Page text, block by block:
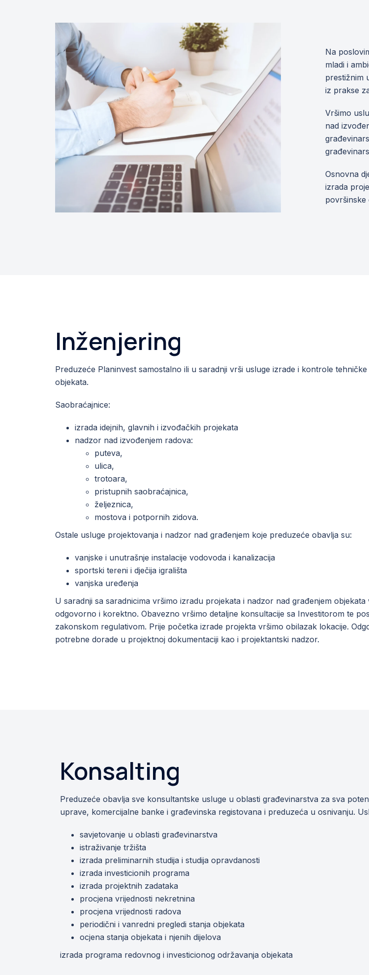
Na
mladi i
prestižnim
iz prakse
Vršimo
nad
Osnovna
izrada
površinske
Inženjering
Preduzeće Planinvest samostalno ili u saradnji vrši usluge izrade i kontrole
objekata.
Saobraćajnice:
izrada idejnih, glavnih i izvođačkih projekata
nadzor nad izvođenjem radova:
puteva,
ulica,
trotoara,
pristupnih saobraćajnica,
željeznica,
mostova i potpornih zidova.
Ostale usluge projektovanja i nadzor nad građenjem koje preduzeće obavlja su:
vanjske i unutrašnje instalacije vodovoda i kanalizacija
sportski tereni i dječija igrališta
vanjska uređenja
U saradnji sa saradnicima vršimo izradu projekata i nadzor nad građenjem
odgovorno i korektno. Obavezno vršimo detaljne konsultacije sa Investitorom te
zakonskom regulativom. Prije početka izrade projekta vršimo obilazak lokacije.
potrebne dorade u projektnoj dokumentaciji kao i projektantski nadzor.
Konsalting
Preduzeće obavlja sve konsultantske usluge u oblasti građevinarstva za sva
uprave, komercijalne banke i građevinska registovana i preduzeća u osnivanju.
savjetovanje u oblasti građevinarstva
istraživanje tržišta
izrada preliminarnih studija i studija opravdanosti
izrada investicionih programa
izrada projektnih zadataka
procjena vrijednosti nekretnina
procjena vrijednosti radova
periodični i vanredni pregledi stanja objekata
ocjena stanja objekata i njenih dijelova
izrada programa redovnog i investicionog održavanja objekata